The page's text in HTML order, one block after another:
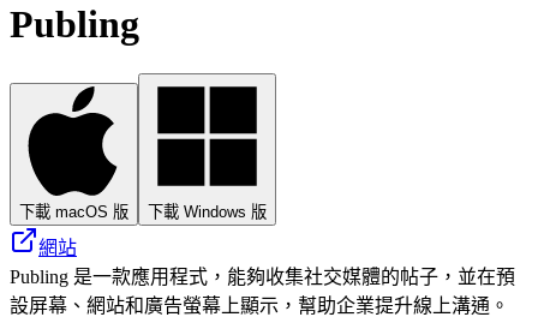
Publing
下載 macOS 版 下載 Windows 版
網站
Publing 是一款應用程式，能夠收集社交媒體的帖子，並在預
設屏幕、網站和廣告螢幕上顯示，幫助企業提升線上溝通。